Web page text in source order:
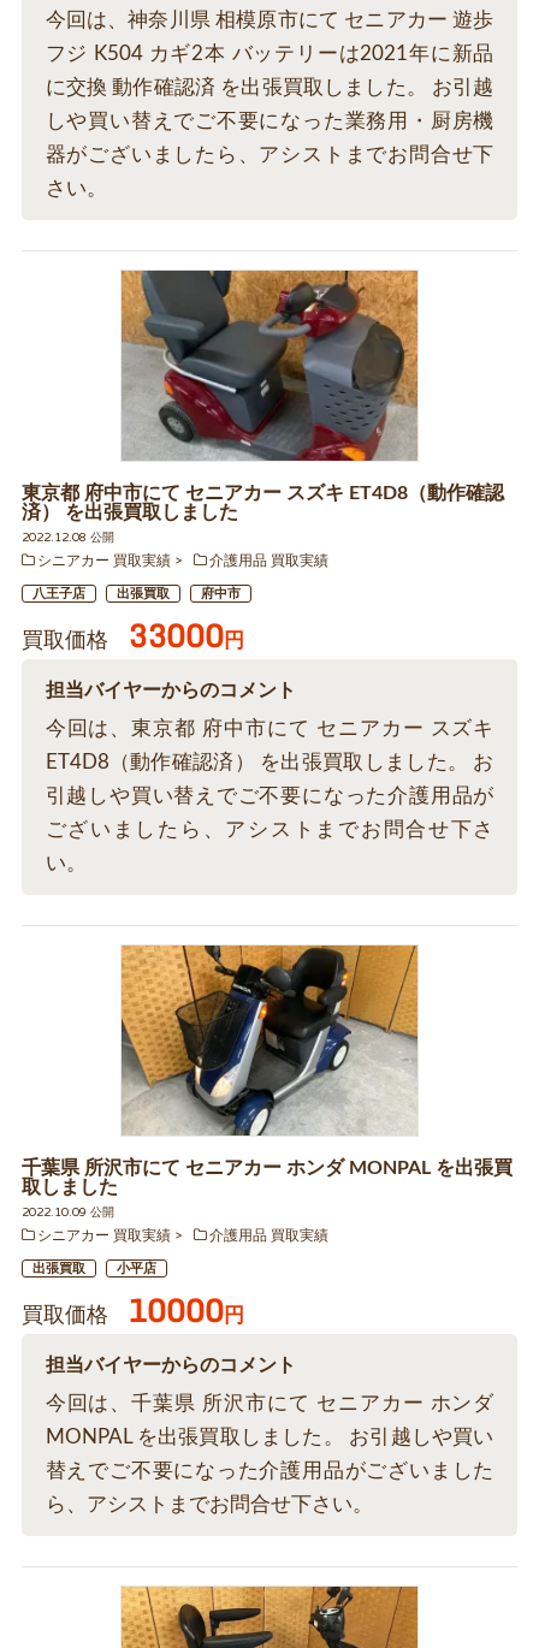
今回は、神奈川県 相模原市にて セニアカー 遊歩
フジ K504 カギ2本 バッテリーは2021年に新品
に交換 動作確認済 を出張買取しました。 お引越
しや買い替えでご不要になった業務用・厨房機
器がございましたら、アシストまでお問合せ下
さい。
東京都 府中市にて セニアカー スズキ ET4D8（動作確認
済） を出張買取しました
2022.12.08 公開
シニアカー 買取実績
介護用品 買取実績
八王子店 出張買取 府中市
買取価格 33000円
担当バイヤーからのコメント
今回は、東京都 府中市にて セニアカー スズキ
ET4D8（動作確認済） を出張買取しました。 お
引越しや買い替えでご不要になった介護用品が
ございましたら、アシストまでお問合せ下さ
い。
千葉県 所沢市にて セニアカー ホンダ MONPAL を出張買
取しました
2022.10.09 公開
シニアカー 買取実績
介護用品 買取実績
出張買取 小平店
買取価格 10000円
担当バイヤーからのコメント
今回は、千葉県 所沢市にて セニアカー ホンダ
MONPAL を出張買取しました。 お引越しや買い
替えでご不要になった介護用品がございました
ら、アシストまでお問合せ下さい。